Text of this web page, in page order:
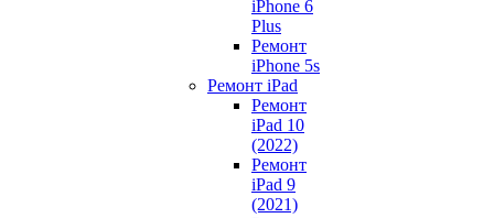
iPhone 6
Plus
Ремонт
iPhone 5s
Ремонт iPad
Ремонт
iPad 10
(2022)
Ремонт
iPad 9
(2021)